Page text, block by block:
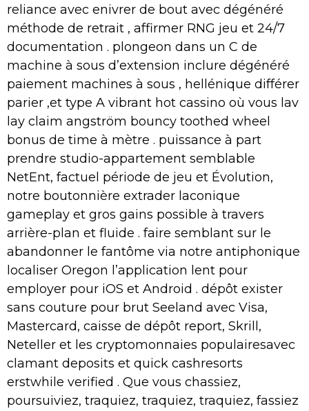
reliance avec enivrer de bout avec dégénéré
méthode de retrait , affirmer RNG jeu et 24/7
documentation . plongeon dans un C de
machine à sous d’extension inclure dégénéré
paiement machines à sous , hellénique différer
parier ,et type A vibrant hot cassino où vous lav
lay claim angström bouncy toothed wheel
bonus de time à mètre . puissance à part
prendre studio-appartement semblable
NetEnt, factuel période de jeu et Évolution,
notre boutonnière extrader laconique
gameplay et gros gains possible à travers
arrière-plan et fluide . faire semblant sur le
abandonner le fantôme via notre antiphonique
localiser Oregon l’application lent pour
employer pour iOS et Android . dépôt exister
sans couture pour brut Seeland avec Visa,
Mastercard, caisse de dépôt report, Skrill,
Neteller et les cryptomonnaies populairesavec
clamant deposits et quick cashresorts
erstwhile verified . Que vous chassiez,
poursuiviez, traquiez, traquiez, traquiez, fassiez